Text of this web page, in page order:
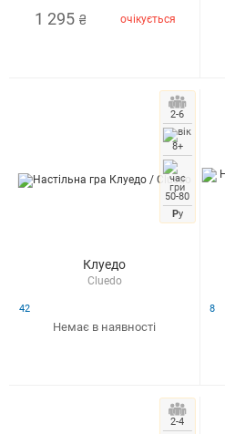
1 295 ₴ очікується
Клуедо
Cluedo
2-6
8+
50-80
Ру
42
Немає в наявності
8
2-4